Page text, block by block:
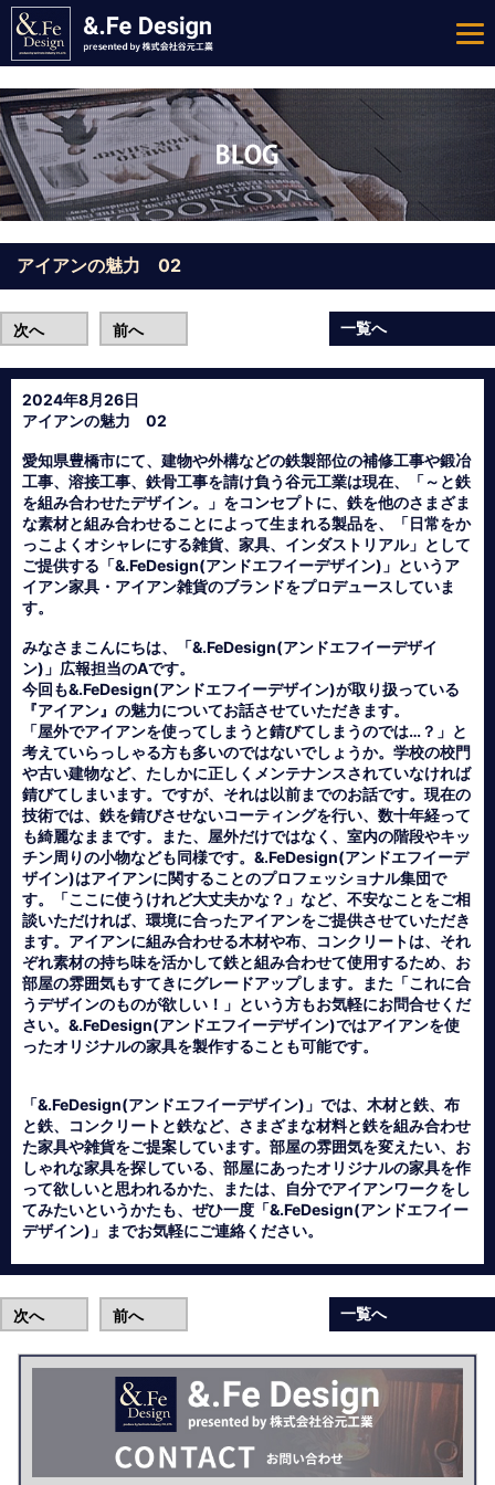
アイアンの魅力 02
次へ 前へ 一覧へ
2024年8月26日
アイアンの魅力 02
愛知県豊橋市にて、建物や外構などの鉄製部位の補修工事や鍛冶
工事、溶接工事、鉄骨工事を請け負う谷元工業は現在、「～と鉄
を組み合わせたデザイン。」をコンセプトに、鉄を他のさまざま
な素材と組み合わせることによって生まれる製品を、「日常をか
っこよくオシャレにする雑貨、家具、インダストリアル」として
ご提供する「&.FeDesign(アンドエフイーデザイン)」というア
イアン家具・アイアン雑貨のブランドをプロデュースしていま
す。
みなさまこんにちは、「&.FeDesign(アンドエフイーデザイ
ン)」広報担当のAです。
今回も&.FeDesign(アンドエフイーデザイン)が取り扱っている
『アイアン』の魅力についてお話させていただきます。
「屋外でアイアンを使ってしまうと錆びてしまうのでは…？」と
考えていらっしゃる方も多いのではないでしょうか。学校の校門
や古い建物など、たしかに正しくメンテナンスされていなければ
錆びてしまいます。ですが、それは以前までのお話です。現在の
技術では、鉄を錆びさせないコーティングを行い、数十年経って
も綺麗なままです。また、屋外だけではなく、室内の階段やキッ
チン周りの小物なども同様です。&.FeDesign(アンドエフイーデ
ザイン)はアイアンに関することのプロフェッショナル集団で
す。「ここに使うけれど大丈夫かな？」など、不安なことをご相
談いただければ、環境に合ったアイアンをご提供させていただき
ます。アイアンに組み合わせる木材や布、コンクリートは、それ
ぞれ素材の持ち味を活かして鉄と組み合わせて使用するため、お
部屋の雰囲気もすてきにグレードアップします。また「これに合
うデザインのものが欲しい！」という方もお気軽にお問合せくだ
さい。&.FeDesign(アンドエフイーデザイン)ではアイアンを使
ったオリジナルの家具を製作することも可能です。
「&.FeDesign(アンドエフイーデザイン)」では、木材と鉄、布
と鉄、コンクリートと鉄など、さまざまな材料と鉄を組み合わせ
た家具や雑貨をご提案しています。部屋の雰囲気を変えたい、お
しゃれな家具を探している、部屋にあったオリジナルの家具を作
って欲しいと思われるかた、または、自分でアイアンワークをし
てみたいというかたも、ぜひ一度「&.FeDesign(アンドエフイー
デザイン)」までお気軽にご連絡ください。
次へ 前へ 一覧へ